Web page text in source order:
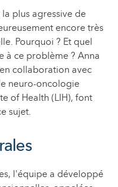
plus agressive de
encore très
Pourquoi ? Et quel
à ce problème ? Anna
collaboration avec
neuro-oncologie
of Health (LIH), font
sujet.
l'équipe a développé